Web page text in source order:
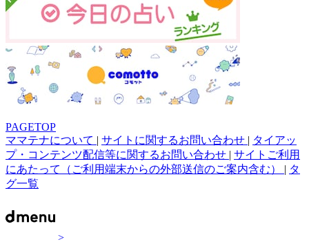
PAGETOP
ママテナについて | サイトに関するお問い合わせ | タイアッ
プ・コンテンツ配信等に関するお問い合わせ | サイトご利用
にあたって（ご利用端末からの外部送信のご案内含む） | タ
グ一覧
>